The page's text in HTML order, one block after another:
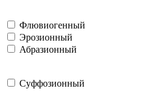
Флювиогенный
Эрозионный
Абразионный
Суффозионный